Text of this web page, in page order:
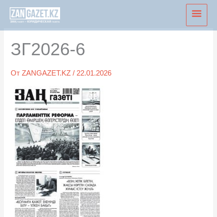
Перейти
содержимому
ЗГ2026-6
ОтZANGAZET.KZ/22.01.2026